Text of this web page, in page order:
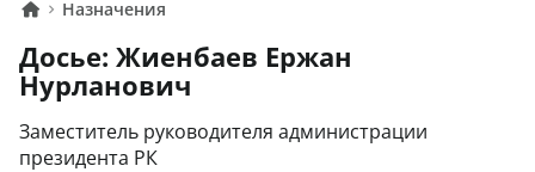
Назначения
Досье: Жиенбаев Ержан
Нурланович
Заместитель руководителя администрации
президента РК